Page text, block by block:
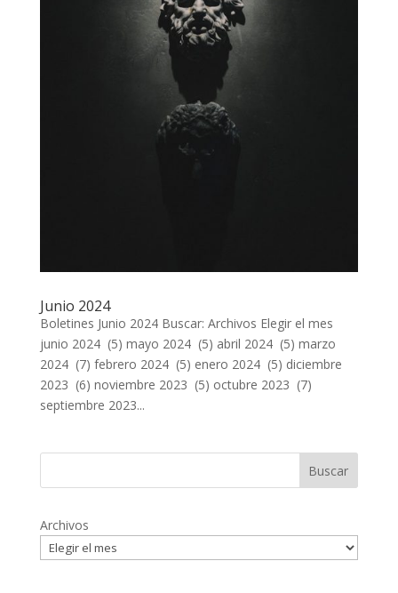
Junio 2024
Boletines Junio 2024 Buscar: Archivos Elegir el mes
junio 2024 (5) mayo 2024 (5) abril 2024 (5) marzo
2024 (7) febrero 2024 (5) enero 2024 (5) diciembre
2023 (6) noviembre 2023 (5) octubre 2023 (7)
septiembre 2023...
Archivos